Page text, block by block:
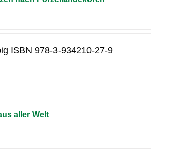
ISBN 978-3-934210-27-9
aller Welt